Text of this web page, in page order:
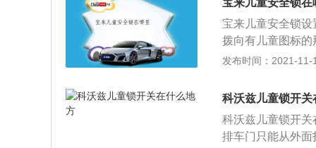
童锁开启以后，
意中打开车门而
还要给儿童配备
启状态，防止儿
开关，也是需要手
宝来儿童安全锁在
宝来儿童安全锁
拨向有儿童图标
在行车过程中把
开时，车门只能
相应的后车门。
置。常见的儿童
要钥匙或者相应
发布时间：2021-11-
科沃兹儿童锁开关
科沃兹儿童锁开
排车门只能从外